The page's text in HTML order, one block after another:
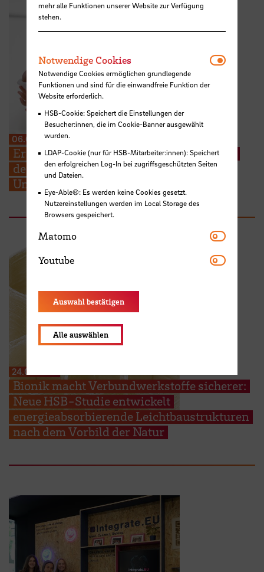
06.08.2026
Erneuter Aufruf: Hebammenstudierende
der HSB suchen weitere Schwangere zur
Unterstützung ihrer Prüfungen
24.07.2026
Bionik macht Verbundwerkstoffe sicherer:
Neue HSB-Studie entwickelt
energieabsorbierende Leichtbaustrukturen
nach dem Vorbild der Natur
mehr alle Funktionen unserer Website zur Verfügung
stehen.
Notwendige Cookies
Notwendige Cookies ermöglichen grundlegende
Funktionen und sind für die einwandfreie Funktion der
Website erforderlich.
HSB-Cookie: Speichert die Einstellungen der
Besucher:innen, die im Cookie-Banner ausgewählt
wurden.
LDAP-Cookie (nur für HSB-Mitarbeiter:innen): Speichert
den erfolgreichen Log-In bei zugriffsgeschützten Seiten
und Dateien.
Eye-Able®: Es werden keine Cookies gesetzt.
Nutzereinstellungen werden im Local Storage des
Browsers gespeichert.
Matomo Matomo
Youtube Youtube
Auswahl bestätigen
Alle auswählen